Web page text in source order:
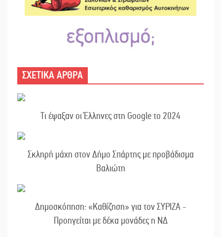
ΣΧΕΤΙΚΑ ΑΡΘΡΑ
Τι έψαξαν οι Έλληνες στη Google το 2024
Σκληρή μάχη στον Δήμο Σπάρτης με προβάδισμα
Βαλιώτη
Δημοσκόπηση: «Καθίζηση» για τον ΣΥΡΙΖΑ -
Προηγείται με δέκα μονάδες η ΝΔ